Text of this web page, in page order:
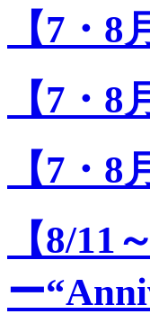
【7・
【7・
【7・
【8/11
ー